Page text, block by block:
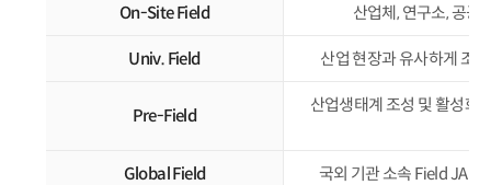
On-Site Field 산업체, 연구소, 공공
Univ. Field 산업 현장과 유사하게 조
Pre-Field
산업생태계 조성 및 활성화
Global Field
국외 기관 소속 Field JA